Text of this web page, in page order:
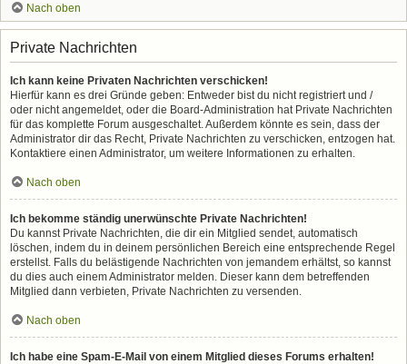
Nach oben
Private Nachrichten
Ich kann keine Privaten Nachrichten verschicken!
Hierfür kann es drei Gründe geben: Entweder bist du nicht registriert und /
oder nicht angemeldet, oder die Board-Administration hat Private Nachrichten
für das komplette Forum ausgeschaltet. Außerdem könnte es sein, dass der
Administrator dir das Recht, Private Nachrichten zu verschicken, entzogen hat.
Kontaktiere einen Administrator, um weitere Informationen zu erhalten.
Nach oben
Ich bekomme ständig unerwünschte Private Nachrichten!
Du kannst Private Nachrichten, die dir ein Mitglied sendet, automatisch
löschen, indem du in deinem persönlichen Bereich eine entsprechende Regel
erstellst. Falls du belästigende Nachrichten von jemandem erhältst, so kannst
du dies auch einem Administrator melden. Dieser kann dem betreffenden
Mitglied dann verbieten, Private Nachrichten zu versenden.
Nach oben
Ich habe eine Spam-E-Mail von einem Mitglied dieses Forums erhalten!